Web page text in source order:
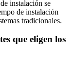
instalación se
de instalación
tradicionales.
que eligen los